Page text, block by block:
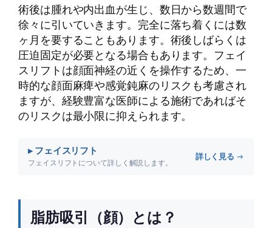
術後は腫れや内出血が生じ、数日から数週間で
徐々に引いていきます。完全に落ち着くには数
ヶ月を要することもあります。術後しばらくは
圧迫固定が必要となる場合もあります。フェイ
スリフトは顔面神経の近くを操作するため、一
時的な顔面麻痺や感覚鈍麻のリスクも考慮され
ますが、経験豊富な医師による施術であればそ
のリスクは最小限に抑えられます。
▸ フェイスリフト
フェイスリフトについて詳しく解説します。
詳しく見る →
脂肪吸引（顔）とは？